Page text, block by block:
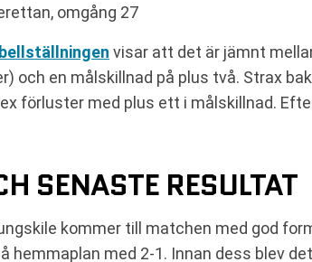
omgång 27
visar att det är jämnt
och en målskillnad på plus två. Strax
förluster med plus ett i målskillnad.
SENASTE RESULTAT
kommer till matchen med god
hemmaplan med 2-1. Innan dess blev